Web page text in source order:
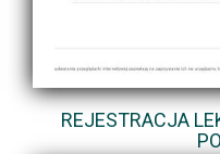
REJESTRACJA